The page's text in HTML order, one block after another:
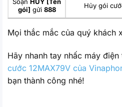
gói] gửi 888 Hủy gói
Mọi thắc mắc của quý khách
Hãy nhanh tay nhấc máy điện
cước 12MAX79V của
bạn thành công nhé!